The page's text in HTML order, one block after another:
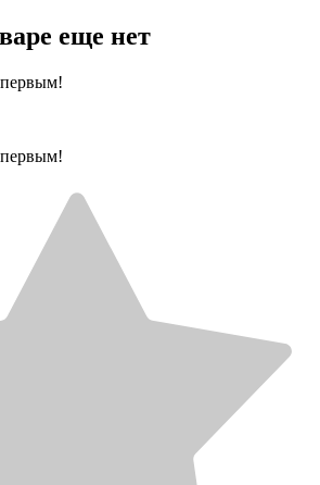
еще нет
первым!
первым!